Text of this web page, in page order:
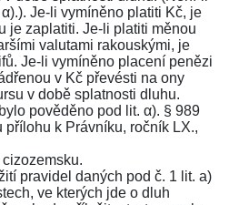
Je-li vymíněno platiti Kč, je
je zaplatiti. Je-li platiti měnou
valutami rakouskými, je
Je-li vymíněno placení penězi
v Kč převésti na ony
v době splatnosti dluhu.
pověděno pod lit. α). § 989
přílohu k Právníku, ročník LX.,
pravidel daných pod č. 1 lit. a)
ve kterých jde o dluh